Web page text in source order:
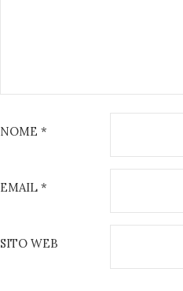
NOME *
EMAIL *
SITO WEB